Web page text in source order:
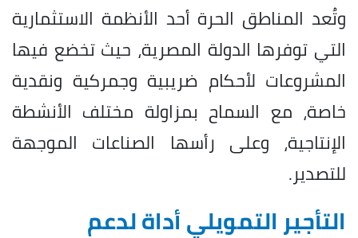
وتُعد المناطق الحرة أحد الأنظمة الاستثمارية
التي توفرها الدولة المصرية، حيث تخضع فيها
المشروعات لأحكام ضريبية وجمركية ونقدية
خاصة، مع السماح بمزاولة مختلف الأنشطة
الإنتاجية، وعلى رأسها الصناعات الموجهة
للتصدير.
التأجير التمويلي أداة لدعم